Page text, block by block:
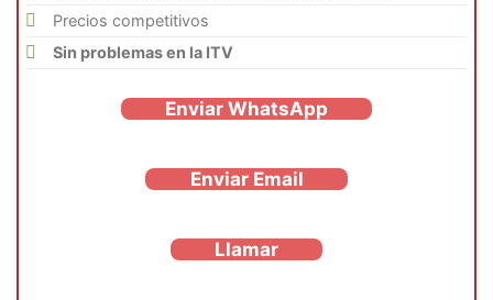
Precios competitivos
Sin problemas en la ITV
Enviar WhatsApp
Enviar Email
Llamar